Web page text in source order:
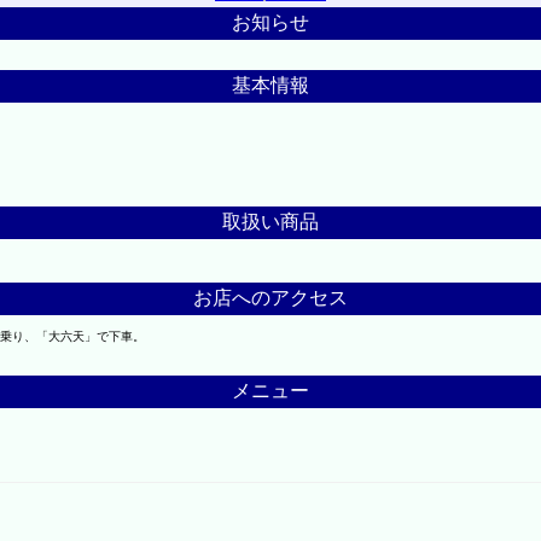
お知らせ
基本情報
取扱い商品
お店へのアクセス
り、「大六天」で下車。
メニュー